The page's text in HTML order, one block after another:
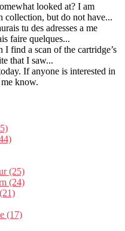
looked at? I am
collection, but do not have...
tu des adresses a me
faire quelques...
find a scan of the cartridge’s
that I saw...
If anyone is interested in
know.
(25)
(24)
(17)